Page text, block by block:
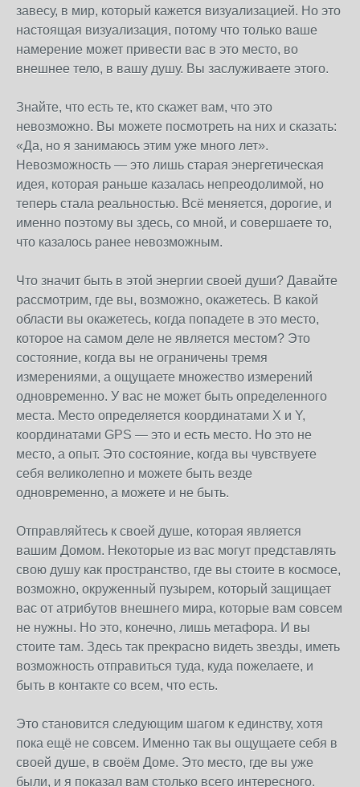
завесу, в мир, который кажется визуализацией. Но это
настоящая визуализация, потому что только ваше
намерение может привести вас в это место, во
внешнее тело, в вашу душу. Вы заслуживаете этого.
Знайте, что есть те, кто скажет вам, что это
невозможно. Вы можете посмотреть на них и сказать:
«Да, но я занимаюсь этим уже много лет».
Невозможность — это лишь старая энергетическая
идея, которая раньше казалась непреодолимой, но
теперь стала реальностью. Всё меняется, дорогие, и
именно поэтому вы здесь, со мной, и совершаете то,
что казалось ранее невозможным.
Что значит быть в этой энергии своей души? Давайте
рассмотрим, где вы, возможно, окажетесь. В какой
области вы окажетесь, когда попадете в это место,
которое на самом деле не является местом? Это
состояние, когда вы не ограничены тремя
измерениями, а ощущаете множество измерений
одновременно. У вас не может быть определенного
места. Место определяется координатами X и Y,
координатами GPS — это и есть место. Но это не
место, а опыт. Это состояние, когда вы чувствуете
себя великолепно и можете быть везде
одновременно, а можете и не быть.
Отправляйтесь к своей душе, которая является
вашим Домом. Некоторые из вас могут представлять
свою душу как пространство, где вы стоите в космосе,
возможно, окруженный пузырем, который защищает
вас от атрибутов внешнего мира, которые вам совсем
не нужны. Но это, конечно, лишь метафора. И вы
стоите там. Здесь так прекрасно видеть звезды, иметь
возможность отправиться туда, куда пожелаете, и
быть в контакте со всем, что есть.
Это становится следующим шагом к единству, хотя
пока ещё не совсем. Именно так вы ощущаете себя в
своей душе, в своём Доме. Это место, где вы уже
были, и я показал вам столько всего интересного.